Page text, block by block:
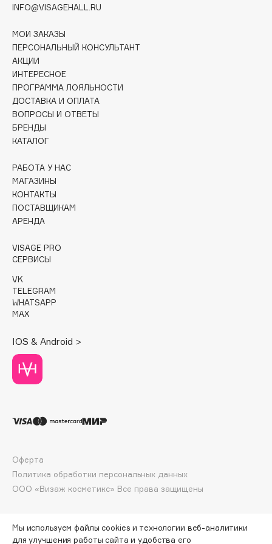
Collagenina
Corimo
CosRX
Cottolina
Crescina
Cunzite
Curaprox
D
d'Alba
DABO
Darphin
Davines
Deonica
Dessange
Dior
Dolce & Gabbana
Dolomit
Dorco
Dr. Vranjes Firenze
Dr.Jart+
DSD de Luxe
INFO@VISAGEHALL.RU
МОИ ЗАКАЗЫ
ПЕРСОНАЛЬНЫЙ КОНСУЛЬТАНТ
АКЦИИ
ИНТЕРЕСНОЕ
ПРОГРАММА ЛОЯЛЬНОСТИ
ДОСТАВКА И ОПЛАТА
ВОПРОСЫ И ОТВЕТЫ
БРЕНДЫ
КАТАЛОГ
РАБОТА У НАС
МАГАЗИНЫ
КОНТАКТЫ
ПОСТАВЩИКАМ
АРЕНДА
VISAGE PRO
СЕРВИСЫ
VK
TELEGRAM
WHATSAPP
MAX
IOS & Android >
ООО «Визаж косметикс» Все права защищены
Оферта
Политика обработки персональных данных
Мы используем файлы cookies и технологии веб-аналитики
для улучшения работы сайта и удобства его